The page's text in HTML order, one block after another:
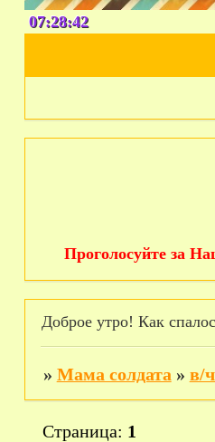
07:28:43
Проголосуйте за
Доброе утро! Как
» Мама солдата » в/
Страница: 1